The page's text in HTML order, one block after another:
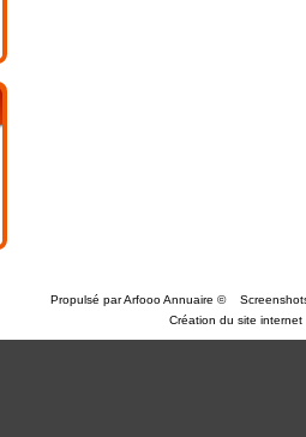
Propulsé parArfooo Annuaire ©
Création du site internet